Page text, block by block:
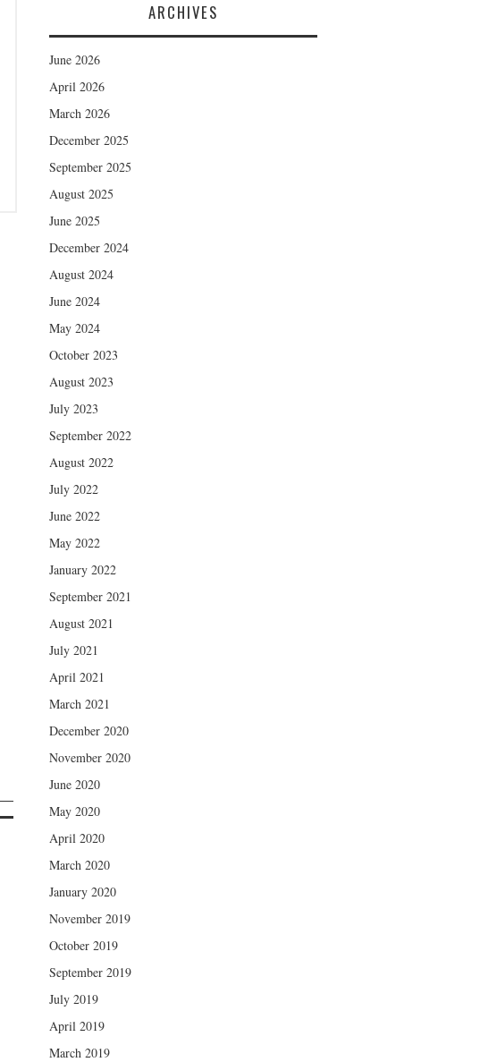
ARCHIVES
June 2026
April 2026
March 2026
December 2025
September 2025
August 2025
June 2025
December 2024
August 2024
June 2024
May 2024
October 2023
August 2023
July 2023
September 2022
August 2022
July 2022
June 2022
May 2022
January 2022
September 2021
August 2021
July 2021
April 2021
March 2021
December 2020
November 2020
June 2020
May 2020
April 2020
March 2020
January 2020
November 2019
October 2019
September 2019
July 2019
April 2019
March 2019